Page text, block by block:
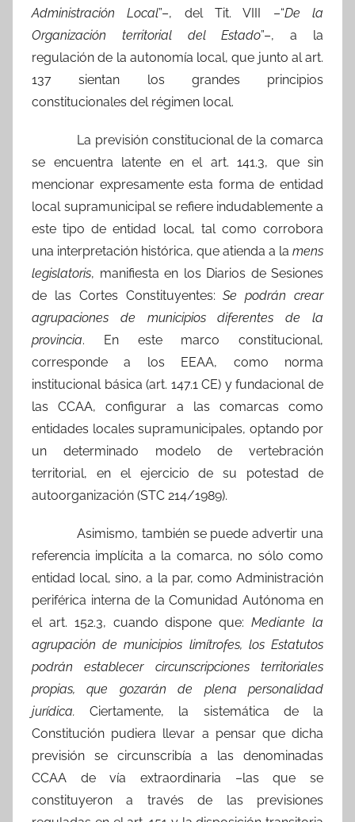
Administración Local”–, del Tit. VIII –“De la
Organización territorial del Estado”–, a la
regulación de la autonomía local, que junto al art.
137 sientan los grandes principios
constitucionales del régimen local.
La previsión constitucional de la comarca
se encuentra latente en el art. 141.3, que sin
mencionar expresamente esta forma de entidad
local supramunicipal se refiere indudablemente a
este tipo de entidad local, tal como corrobora
una interpretación histórica, que atienda a la mens
legislatoris, manifiesta en los Diarios de Sesiones
de las Cortes Constituyentes:Se podrán crear
agrupaciones de municipios diferentes de la
provincia. En este marco constitucional,
corresponde a los EEAA, como norma
institucional básica (art. 147.1 CE) y fundacional de
las CCAA, configurar a las comarcas como
entidades locales supramunicipales, optando por
un determinado modelo de vertebración
territorial, en el ejercicio de su potestad de
autoorganización (STC 214/1989).
Asimismo, también se puede advertir una
referencia implícita a la comarca, no sólo como
entidad local, sino, a la par, como Administración
periférica interna de la Comunidad Autónoma en
el art. 152.3, cuando dispone que:Mediante la
agrupación de municipios limítrofes, los Estatutos
podrán establecer circunscripciones territoriales
propias, que gozarán de plena personalidad
jurídica.Ciertamente, la sistemática de la
Constitución pudiera llevar a pensar que dicha
previsión se circunscribía a las denominadas
CCAA de vía extraordinaria –las que se
constituyeron a través de las previsiones